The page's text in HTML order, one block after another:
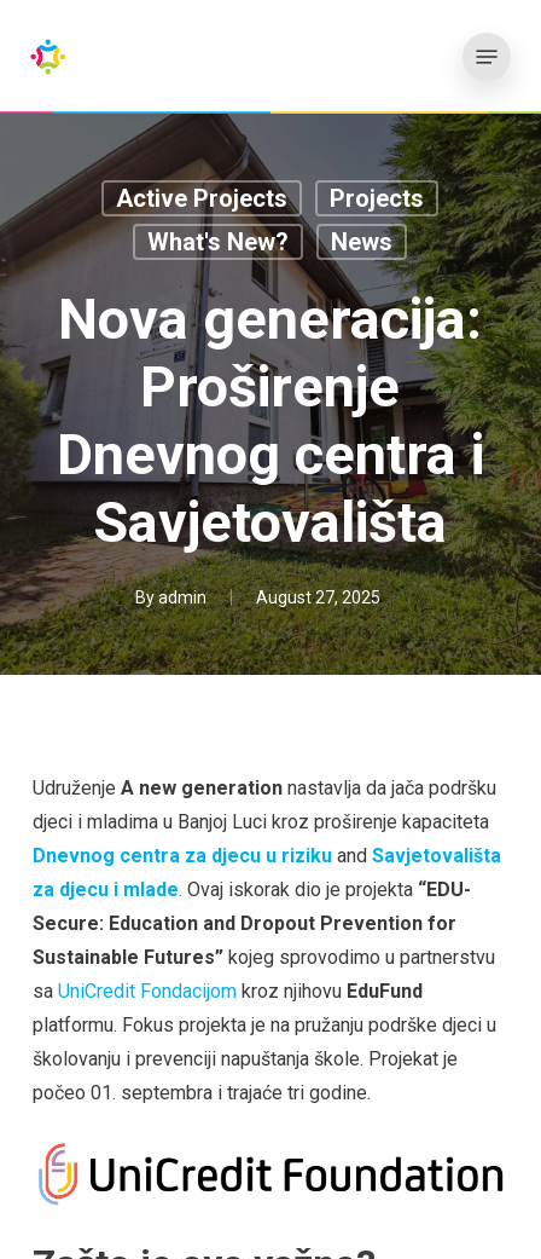
content
Active Projects
Projects
What's New?
News
Nova generacija:
Proširenje
Dnevnog centra i
Savjetovališta
Byadmin August 27, 2025
Udruženje A new generationnastavlja da jača podršku
djeci i mladima u Banjoj Luci kroz proširenje kapaciteta
Dnevnog centra za djecu u rizikuand Savjetovališta
za djecu i mlade. Ovaj iskorak dio je projekta “EDU-
Secure: Education and Dropout Prevention for
Sustainable Futures”kojeg sprovodimo u partnerstvu
sa UniCredit Fondacijomkroz njihovu EduFund
platformu. Fokus projekta je na pružanju podrške djeci u
školovanju i prevenciji napuštanja škole. Projekat je
počeo 01. septembra i trajaće tri godine.